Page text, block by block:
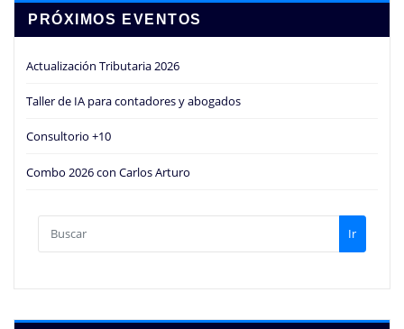
PRÓXIMOS EVENTOS
Actualización Tributaria 2026
Taller de IA para contadores y abogados
Consultorio +10
Combo 2026 con Carlos Arturo
Ir